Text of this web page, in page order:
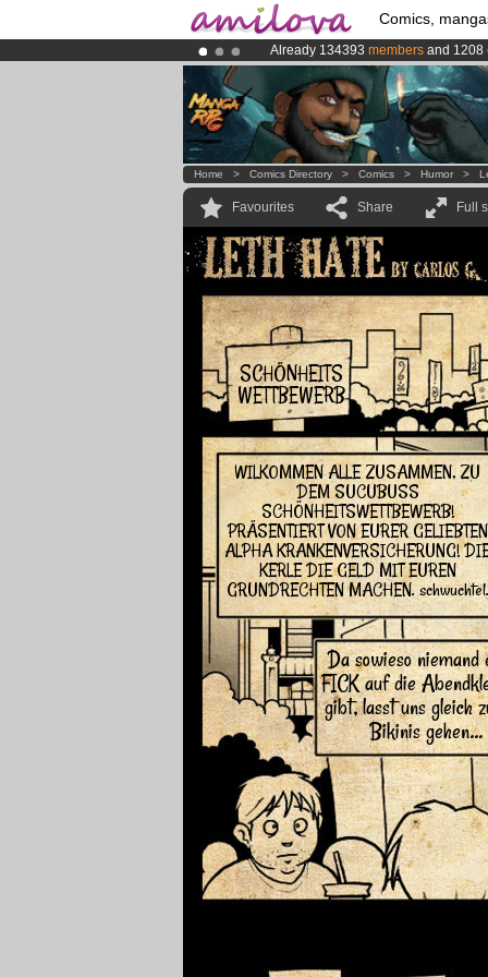
Comics,
Already 134393 members and 1208
AmilovaKickstarter is now LIVE!.
Premium membership from3.95
Home > Comics Directory > Comics > Humor >
Favourites Share Full
SCHÖNHEITS
WETTBEWERB
WILKOMMEN ALLE ZUSAMMEN, ZU
DEM SUCUBUSS
SCHÖNHEITSWETTBEWERB!
PRÄSENTIERT VON EURER GELIEBTEN
ALPHA KRANKENVERSICHERUNG!
KERLE DIE GELD MIT EUREN
GRUNDRECHTEN MACHEN. schwuchtel.
Da sowieso niemand
FICK auf die
gibt, lasst uns gleich
Bikinis gehen...